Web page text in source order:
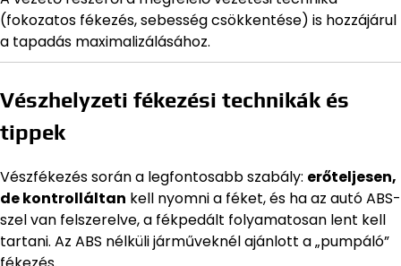
(fokozatos fékezés, sebesség csökkentése) is hozzájárul
a tapadás maximalizálásához.
Vészhelyzeti fékezési technikák és
tippek
Vészfékezés során a legfontosabb szabály: erőteljesen,
de kontrolláltan kell nyomni a féket, és ha az autó ABS-
szel van felszerelve, a fékpedált folyamatosan lent kell
tartani. Az ABS nélküli járműveknél ajánlott a „pumpáló”